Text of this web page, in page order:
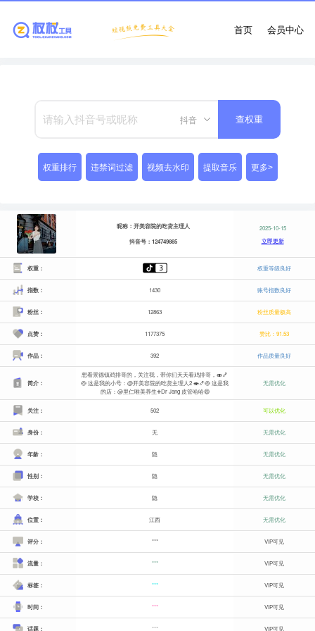
会员中心
首页
抖音 查权重
权重排行 违禁词过滤 视频去水印 提取音乐 更多>
昵称：开美容院的吃货主理人
抖音号：124749885
2025-10-15
立即更新
权重： 权重等级良好
指数： 1430 账号指数良好
粉丝： 12863 粉丝质量极高
点赞： 1177375 赞比：91.53
作品： 392 作品质量良好
简介：
想看景德镇鸡排哥的，关注我，带你们天天看鸡排哥，🍣🍤
🍥 这是我的小号：@开美容院的吃货主理人2 🍣🍤🍥 这是我
的店：@里仁唯美养生➕Dr Jang 皮管哈哈😄
无需优化
关注： 502 可以优化
身份： 无 无需优化
年龄： 隐 无需优化
性别： 隐 无需优化
学校： 隐 无需优化
位置： 江西 无需优化
评分： *** VIP可见
流量： *** VIP可见
标签： *** VIP可见
时间： *** VIP可见
话题： *** VIP可见